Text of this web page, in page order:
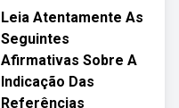
Leia Atentamente As
Seguintes
Afirmativas Sobre A
Indicação Das
Referências